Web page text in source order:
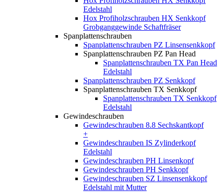
Edelstahl
Hox Profiholzschrauben HX Senkkopf
Grobganggewinde Schaftfräser
Spanplattenschrauben
Spanplattenschrauben PZ Linsensenkkopf
Spanplattenschrauben PZ Pan Head
Spanplattenschrauben TX Pan Head
Edelstahl
Spanplattenschrauben PZ Senkkopf
Spanplattenschrauben TX Senkkopf
Spanplattenschrauben TX Senkkopf
Edelstahl
Gewindeschrauben
Gewindeschrauben 8.8 Sechskantkopf
+
Gewindeschrauben IS Zylinderkopf
Edelstahl
Gewindeschrauben PH Linsenkopf
Gewindeschrauben PH Senkkopf
Gewindeschrauben SZ Linsensenkkopf
Edelstahl mit Mutter